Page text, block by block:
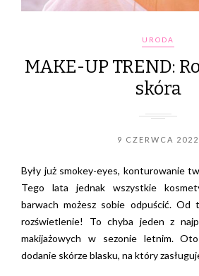
URODA
MAKE-UP TREND:
skóra
9 CZERWCA 2022
Były już smokey-eyes, konturowanie
Tego lata jednak wszystkie
barwach możesz sobie odpuścić. Od
rozświetlenie! To chyba jeden z
makijażowych w sezonie letnim.
dodanie skórze blasku, na który